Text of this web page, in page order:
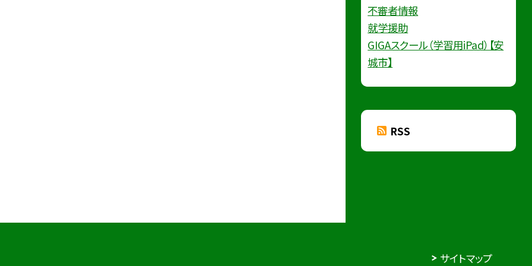
不審者情報
就学援助
GIGAスクール（学習用iPad）【安
城市】
RSS
サイトマップ